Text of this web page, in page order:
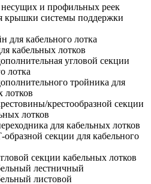
и профильных реек
крышки системы поддержки
для кабельного лотка
кабельных лотков
угловой секции
лотка
тройника для
лотков
крестообразной секции
лотков
для кабельных лотков
секции для кабельного
секции кабельных лотков
лестничный
листовой